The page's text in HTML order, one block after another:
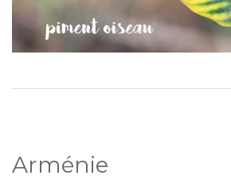
Arménie